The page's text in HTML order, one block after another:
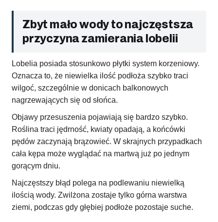
Zbyt mało wody to najczęstsza
przyczyna zamierania lobelii
Lobelia posiada stosunkowo płytki system korzeniowy.
Oznacza to, że niewielka ilość podłoża szybko traci
wilgoć, szczególnie w donicach balkonowych
nagrzewających się od słońca.
Objawy przesuszenia pojawiają się bardzo szybko.
Roślina traci jędrność, kwiaty opadają, a końcówki
pędów zaczynają brązowieć. W skrajnych przypadkach
cała kępa może wyglądać na martwą już po jednym
gorącym dniu.
Najczęstszy błąd polega na podlewaniu niewielką
ilością wody. Zwilżona zostaje tylko górna warstwa
ziemi, podczas gdy głębiej podłoże pozostaje suche.